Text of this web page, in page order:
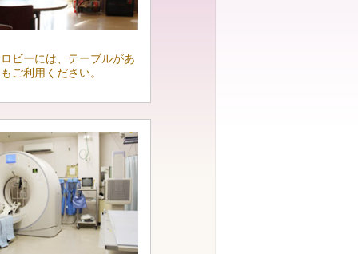
ビーには、テーブルがあ
ご利用ください。